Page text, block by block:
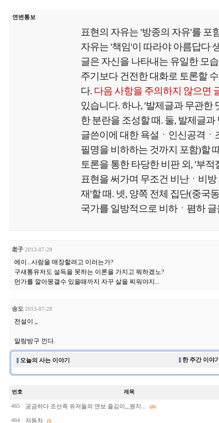
연변통보
표현의 자유는 '방종의 자유'를 포
자유는 '책임'이 따라야 아름답다
글은 자신을 나타내는 유일한 모
주기보다 건전한 대화로 토론할
다. 다음 사항을 주의하지 않으면
있습니다. 하나, '발제글과 무관한
한 분란을 조성할 때. 둘, 발제글
글쓴이에 대한 욕설ㆍ인신공격ㆍ
필명을 비하하는 것까지 포함)할
토론을 통한 타당한 비판 외, '부
표현을 써가며 무조건 비난ㆍ비
재'할 때. 넷, 양쪽 전체 집단(중국
국가를 일방적으로 비하ㆍ폄하 글
老子 2013-07-28
에이...사람을 매장할려고 이러는가?
구새통유저도 설득을 못하는 이론을 가지고 뭐하겠노?
먼가를 깔아뭉갤수 있을때까지 자꾸 살을 찌워야지...
송도 2013-07-28
전설이 ,,
알랑방구 낀다.
오늘의 사는 이야기 한 주간 이야
번호 제목
465 궁금하다 조선족 유저들의 연보 즐김이,,,뭔지... (26)
464 자동차 (3)